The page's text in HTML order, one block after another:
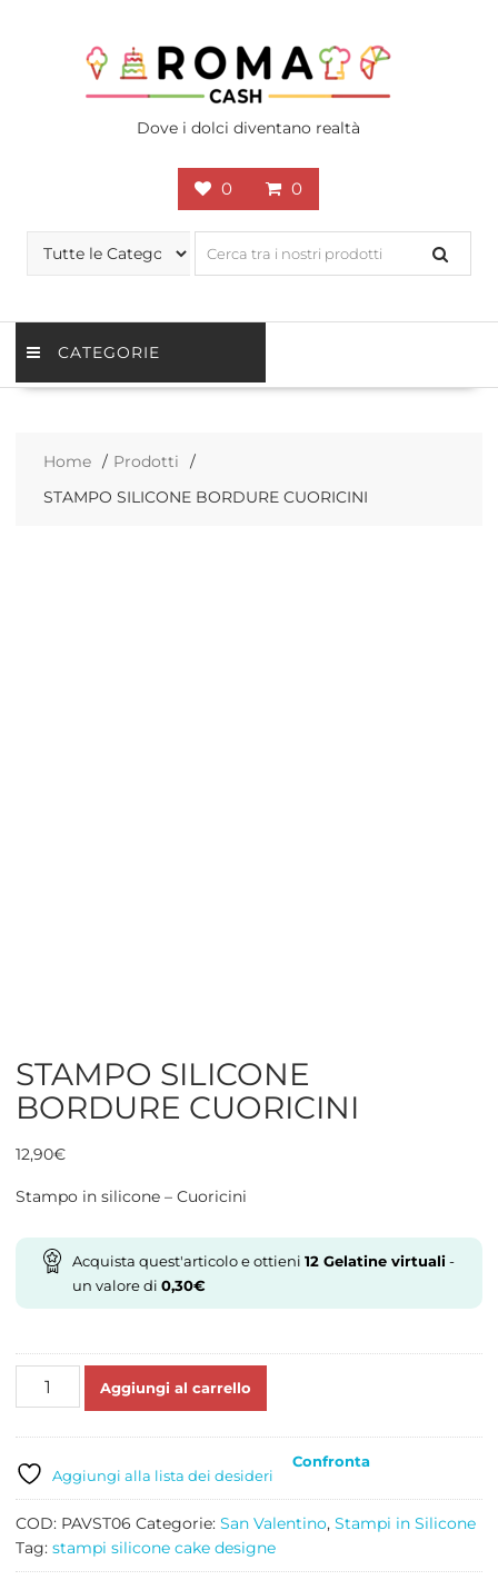
Dove i dolci diventano realtà
0 0
CATEGORIE
Home
Prodotti
STAMPO SILICONE BORDURE CUORICINI
STAMPO SILICONE
BORDURE CUORICINI
12,90€
Stampo in silicone – Cuoricini
Acquista quest'articolo e ottieni 12Gelatine virtuali-
un valore di 0,30€
STAMPO
quantità
Aggiungi al carrello
Aggiungi alla lista dei desideri
Confronta
COD: PAVST06 Categorie: San Valentino, Stampi in Silicone
Tag: stampi silicone cake designe